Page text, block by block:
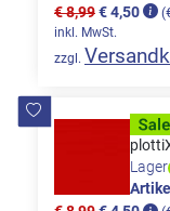
€ 8,99€ 4,50
inkl. MwSt.
zzgl.
Lager